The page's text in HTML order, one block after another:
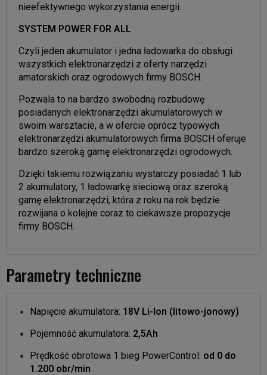
nieefektywnego wykorzystania energii.
SYSTEM POWER FOR ALL
Czyli jeden akumulator i jedna ładowarka do obsługi
wszystkich elektronarzędzi z oferty narzędzi
amatorskich oraz ogrodowych firmy BOSCH.
Pozwala to na bardzo swobodną rozbudowę
posiadanych elektronarzędzi akumulatorowych w
swoim warsztacie, a w ofercie oprócz typowych
elektronarzędzi akumulatorowych firma BOSCH oferuje
bardzo szeroką gamę elektronarzędzi ogrodowych.
Dzięki takiemu rozwiązaniu wystarczy posiadać 1 lub
2 akumulatory, 1 ładowarkę sieciową oraz szeroką
gamę elektronarzędzi, która z roku na rok będzie
rozwijana o kolejne coraz to ciekawsze propozycje
firmy BOSCH.
Parametry techniczne
Napięcie akumulatora: 18V Li-Ion (litowo-jonowy)
Pojemność akumulatora: 2,5Ah
Prędkość obrotowa 1 bieg PowerControl: od 0 do
1.200 obr/min